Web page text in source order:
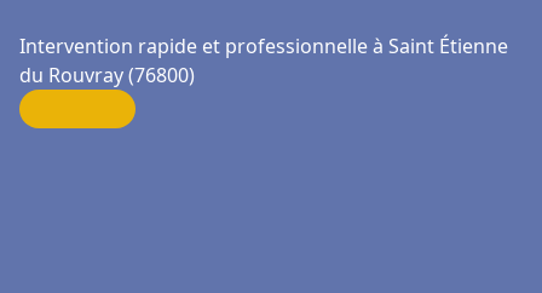
Intervention rapide et professionnelle à Saint Étienne
du Rouvray (76800)